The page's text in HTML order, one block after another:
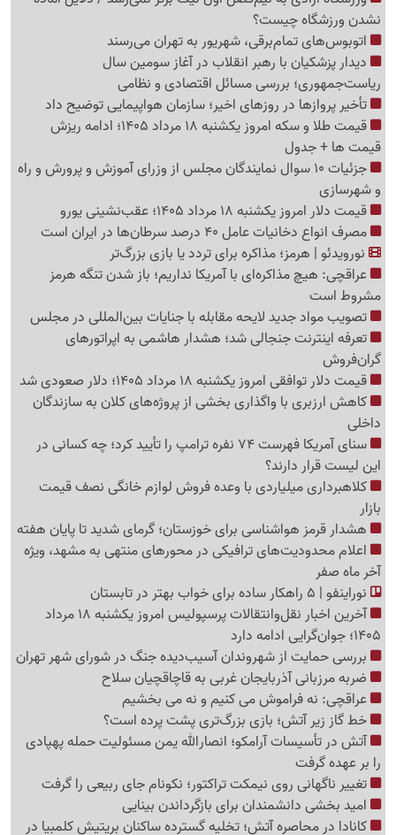
نشدن ورزشگاه چیست؟
اتوبوس‌های تمام‌برقی، شهریور به تهران می‌رسند
دیدار پزشکیان با رهبر انقلاب در آغاز سومین سال
ریاست‌جمهوری؛ بررسی مسائل اقتصادی و نظامی
تأخیر پروازها در روزهای اخیر؛ سازمان هواپیمایی توضیح داد
قیمت طلا و سکه امروز یکشنبه 18 مرداد 1405؛ ادامه ریزش
قیمت ها + جدول
جزئیات 10 سوال نمایندگان مجلس از وزرای آموزش و پرورش و راه
و شهرسازی
قیمت دلار امروز یکشنبه 18 مرداد 1405؛ عقب‌نشینی یورو
مصرف انواع دخانیات عامل 40 درصد سرطان‌ها در ایران است
نورویدئو | هرمز؛ مذاکره برای تردد یا بازی بزرگ‌تر
عراقچی: هیچ مذاکره‌ای با آمریکا نداریم؛ باز شدن تنگه هرمز
مشروط است
تصویب مواد جدید لایحه مقابله با جنایات بین‌المللی در مجلس
تعرفه اینترنت جنجالی شد؛ هشدار هاشمی به اپراتورهای
گرا‌ن‌فروش
قیمت دلار توافقی امروز یکشنبه 18 مرداد 1405؛ دلار صعودی شد
کاهش ارزبری با واگذاری بخشی از پروژه‌های کلان به سازندگان
داخلی
سنای آمریکا فهرست 74 نفره ترامپ را تأیید کرد؛ چه کسانی در
این لیست قرار دارند؟
کلاهبرداری میلیاردی با وعده فروش لوازم خانگی نصف قیمت
بازار
هشدار قرمز هواشناسی برای خوزستان؛ گرمای شدید تا پایان هفته
اعلام محدودیت‌های ترافیکی در محورهای منتهی به مشهد، ویژه
آخر ماه صفر
نوراینفو | 5 راهکار ساده برای خواب بهتر در تابستان
آخرین اخبار نقل‌وانتقالات پرسپولیس امروز یکشنبه 18 مرداد
1405؛ جوان‌گرایی ادامه دارد
بررسی حمایت از شهروندان آسیب‌دیده جنگ در شورای شهر تهران
ضربه مرزبانی آذربایجان غربی به قاچاقچیان سلاح
عراقچی: نه فراموش می کنیم و نه می بخشیم
خط گاز زیر آتش؛ بازی بزرگ‌تری پشت پرده است؟
آتش در تأسیسات آرامکو؛ انصارالله یمن مسئولیت حمله پهپادی
را بر عهده گرفت
تغییر ناگهانی روی نیمکت تراکتور؛ نکونام جای ربیعی را گرفت
امید بخشی دانشمندان برای بازگرداندن بینایی
کانادا در محاصره آتش؛ تخلیه گسترده ساکنان بریتیش کلمبیا در